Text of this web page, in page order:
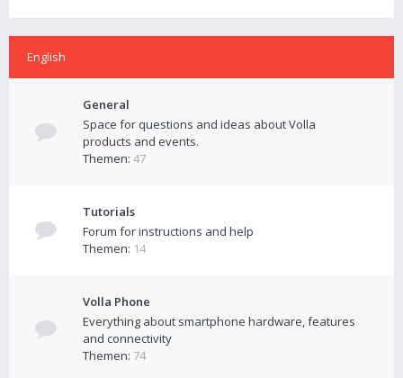
English
General
Space for questions and ideas about Volla
products and events.
Themen: 47
Tutorials
Forum for instructions and help
Themen: 14
Volla Phone
Everything about smartphone hardware, features
and connectivity
Themen: 74